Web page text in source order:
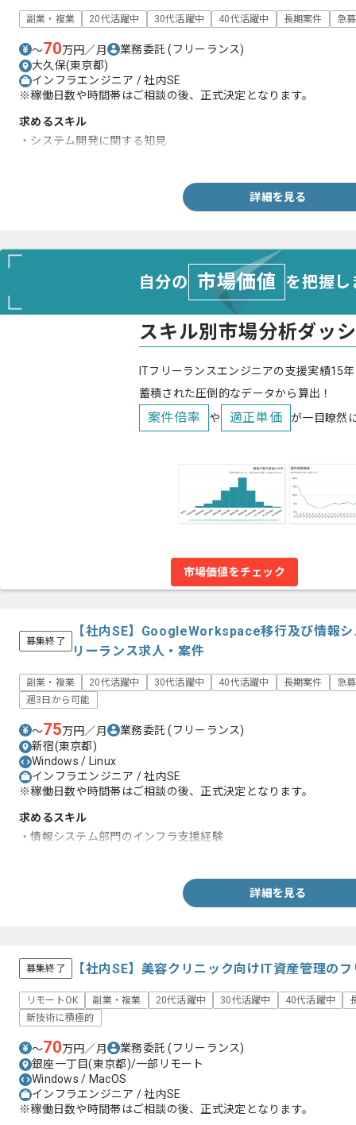
副業・複業 20代活躍中 30代活躍中 40代活躍中 長期案件 急募
〜70万円／月 業務委託(フリーランス)
大久保(東京都)
インフラエンジニア / 社内SE
※稼働日数や時間帯はご相談の後、正式決定となります。
求めるスキル
・システム開発に関する知見
詳細を見る
自分の 市場価値 を把握
スキル別市場分析ダッ
ITフリーランスエンジニアの支援実績15
蓄積された圧倒的なデータから算出！
案件倍率 や 適正単価 が一目瞭然
市場価値をチェック
募集終了
【社内SE】GoogleWorkspace移行及び情報
リーランス求人・案件
副業・複業 20代活躍中 30代活躍中 40代活躍中 長期案件
急募
週3日から可能
〜75万円／月 業務委託(フリーランス)
新宿(東京都)
Windows / Linux
インフラエンジニア / 社内SE
※稼働日数や時間帯はご相談の後、正式決定となります。
求めるスキル
・情報システム部門のインフラ支援経験
詳細を見る
募集終了 【社内SE】美容クリニック向けIT資産管理の
リモートOK 副業・複業 20代活躍中 30代活躍中 40代活躍中
新技術に積極的
〜70万円／月 業務委託(フリーランス)
銀座一丁目(東京都)/一部リモート
Windows / MacOS
インフラエンジニア / 社内SE
※稼働日数や時間帯はご相談の後、正式決定となります。